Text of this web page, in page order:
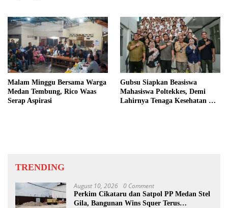
Malam Minggu Bersama Warga
Medan Tembung, Rico Waas
Serap Aspirasi
Gubsu Siapkan Beasiswa
Mahasiswa Poltekkes, Demi
Lahirnya Tenaga Kesehatan Di
TRENDING
August 10, 2026 0 Comment
Perkim Cikataru dan Satpol PP Medan Stel
Gila, Bangunan Wins Squer Terus